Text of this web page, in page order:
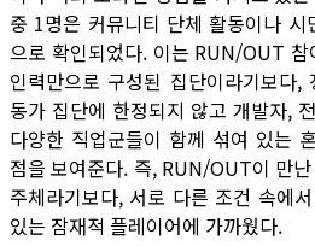
중 1명은 커뮤니티 단체 활동이나
으로 확인되었다. 이는 RUN/OUT
인력만으로 구성된 집단이라기보다
동가 집단에 한정되지 않고 개발자,
다양한 직업군들이 함께 섞여 있는
점을 보여준다. 즉, RUN/OUT이 만
주체라기보다, 서로 다른 조건 속에
있는 잠재적 플레이어에 가까웠다.